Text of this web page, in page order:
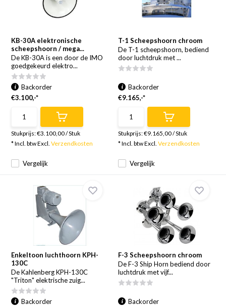
KB-30A elektronische
scheepshoorn / mega...
De KB-30A is een door de IMO
goedgekeurd elektro...
Vergelijk
Backorder
€3.100,-*
Stukprijs:€3.100,00/Stuk
* Incl. btw Excl.Verzendkosten
T-1 Scheepshoorn chroom
De T-1 scheepshoorn, bediend
door luchtdruk met ...
Vergelijk
Backorder
€9.165,-*
Stukprijs:€9.165,00/Stuk
* Incl. btw Excl. Verzendkosten
Enkeltoon luchthoorn KPH-
130C
De Kahlenberg KPH-130C
"Triton" elektrische zuig...
Backorder
F-3 Scheepshoorn chroom
De F-3 Ship Horn bediend door
luchtdruk met vijf...
Backorder